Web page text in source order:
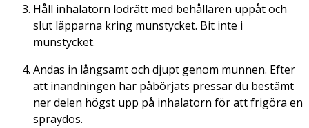
Håll inhalatorn lodrätt med behållaren uppåt och
slut läpparna kring munstycket. Bit inte i
munstycket.
Andas in långsamt och djupt genom munnen. Efter
att inandningen har påbörjats pressar du bestämt
ner delen högst upp på inhalatorn för att frigöra en
spraydos.